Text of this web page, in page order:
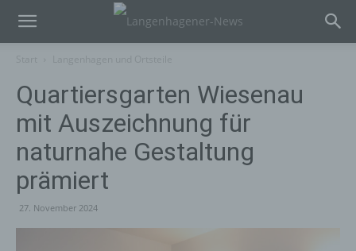
Quartiersgarten Wiesenau
mit Auszeichnung für
naturnahe Gestaltung
prämiert
27. November 2024